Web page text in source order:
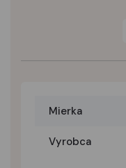
Mierka
Vyrobca